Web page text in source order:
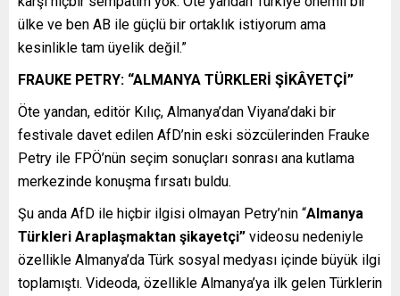
ülke ve ben AB ile güçlü bir ortaklık istiyorum ama
kesinlikle tam üyelik değil.”
FRAUKE PETRY: “ALMANYA TÜRKLERİ ŞİKÂYETÇİ”
Öte yandan, editör Kılıç, Almanya’dan Viyana’daki bir
festivale davet edilen AfD’nin eski sözcülerinden Frauke
Petry ile FPÖ’nün seçim sonuçları sonrası ana kutlama
merkezinde konuşma fırsatı buldu.
Şu anda AfD ile hiçbir ilgisi olmayan Petry’nin “Almanya
Türkleri Araplaşmaktan şikayetçi” videosu nedeniyle
özellikle Almanya’da Türk sosyal medyası içinde büyük ilgi
toplamıştı. Videoda, özellikle Almanya’ya ilk gelen Türklerin